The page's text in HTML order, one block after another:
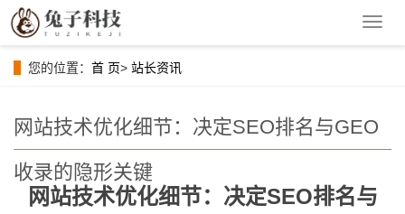
导
您的位置： 首 页> 站长资讯
网站技术优化细节：决定SEO排名与GEO
收录的隐形关键
网站技术优化细节：决定SEO排名与